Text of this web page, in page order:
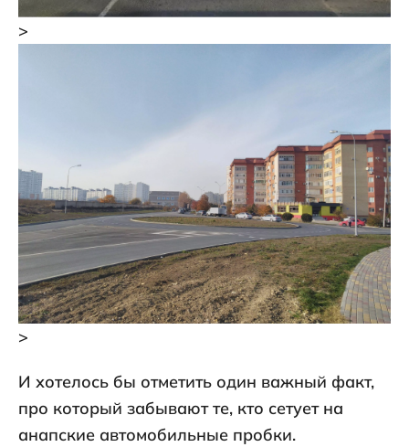
>
>
И хотелось бы отметить один важный факт,
про который забывают те, кто сетует на
анапские автомобильные пробки.